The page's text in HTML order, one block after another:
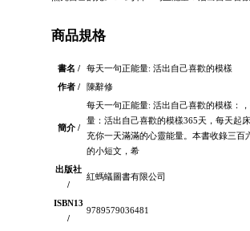
商品規格
書名 /
每天一句正能量: 活出自己喜歡的模樣
作者 /
陳辭修
簡介 /
每天一句正能量: 活出自己喜歡的模樣：
量：活出自己喜歡的模樣365天，每天起
充你一天滿滿的心靈能量。本書收錄三百
的小短文，希
出版社
/
紅螞蟻圖書有限公司
ISBN13
/
9789579036481